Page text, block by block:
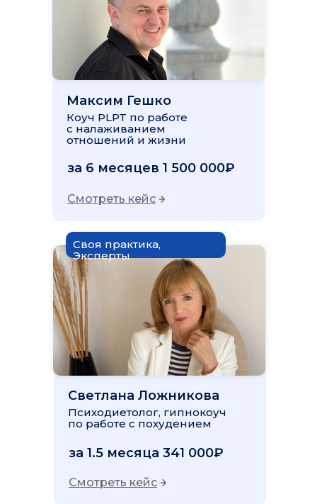
Светлана Ложникова
за 1.5 месяца 341 000₽
Психодиетолог, гипнокоуч
по работе с похудением
Максим Гешко
за 6 месяцев 1 500 000₽
Коуч PLPT по работе
с налаживанием
отношений и жизни
Смотреть кейс
Смотреть кейс
Своя практика,
Эксперты
ЗАПИШИТЕСЬ НА
БЕСПЛАТНУЮ
ЭКСКУРСИЮСЕЙЧАС!
Узнайте, как коучинг может
изменить вашу карьеру.